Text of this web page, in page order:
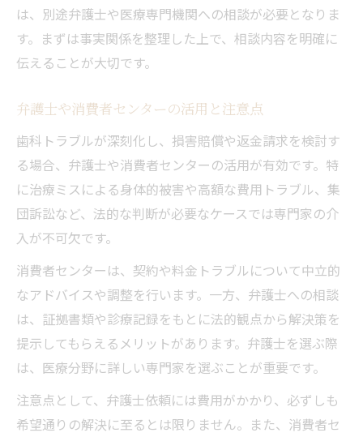
は、別途弁護士や医療専門機関への相談が必要となりま
す。まずは事実関係を整理した上で、相談内容を明確に
伝えることが大切です。
弁護士や消費者センターの活用と注意点
歯科トラブルが深刻化し、損害賠償や返金請求を検討す
る場合、弁護士や消費者センターの活用が有効です。特
に治療ミスによる身体的被害や高額な費用トラブル、集
団訴訟など、法的な判断が必要なケースでは専門家の介
入が不可欠です。
消費者センターは、契約や料金トラブルについて中立的
なアドバイスや調整を行います。一方、弁護士への相談
は、証拠書類や診療記録をもとに法的観点から解決策を
提示してもらえるメリットがあります。弁護士を選ぶ際
は、医療分野に詳しい専門家を選ぶことが重要です。
注意点として、弁護士依頼には費用がかかり、必ずしも
希望通りの解決に至るとは限りません。また、消費者セ